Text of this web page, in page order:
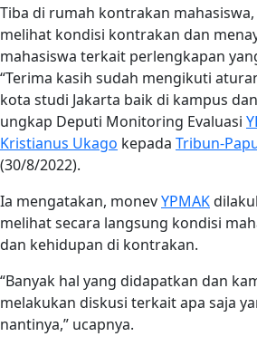
Tiba di rumah kontrakan
melihat kondisi kontrakan dan
mahasiswa terkait perlengkapan
“Terima kasih sudah mengikuti
kota studi Jakarta baik di kampus
ungkap Deputi Monitoring Evaluasi
Kristianus Ukago kepada Tribun-
(30/8/2022).
Ia mengatakan, monevYPMAK
melihat secara langsung kondisi
dan kehidupan di kontrakan.
“Banyak hal yang didapatkan dan
melakukan diskusi terkait apa saja
nantinya,” ucapnya.